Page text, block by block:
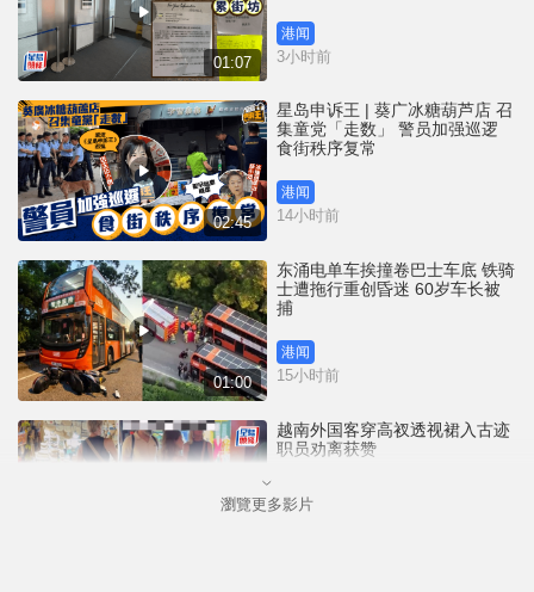
01:07
港闻
3小时前
02:45
星岛申诉王 | 葵广冰糖葫芦店 召
集童党「走数」 警员加强巡逻
食街秩序复常
港闻
14小时前
01:00
东涌电单车挨撞卷巴士车底 铁骑
士遭拖行重创昏迷 60岁车长被
捕
港闻
15小时前
越南外国客穿高衩透视裙入古迹
职员劝离获赞
国际
瀏覽更多影片